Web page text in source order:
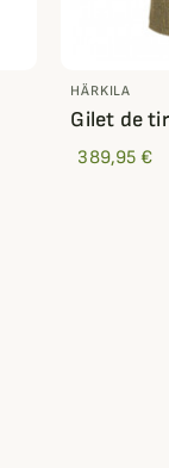
HÄRKILA
Gilet de
389,95 €